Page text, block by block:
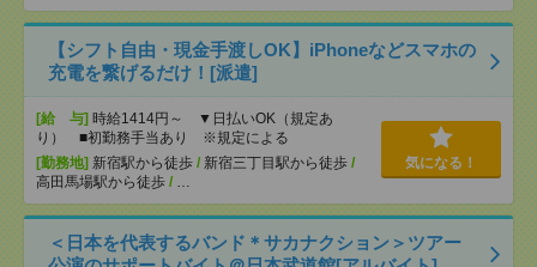
【シフト自由・現金手渡しOK】iPhoneなどスマホの
充電を繋げるだけ！[派遣]
[給 与] 時給1414円～ ▼日払いOK（規定あ
り） ■初勤務手当あり ※規定による
[勤務地] 新宿駅から徒歩 / 新宿三丁目駅から徒歩 /
高田馬場駅から徒歩 / …
気になる！
＜日本を代表するバンド＊サカナクション＞ツアー